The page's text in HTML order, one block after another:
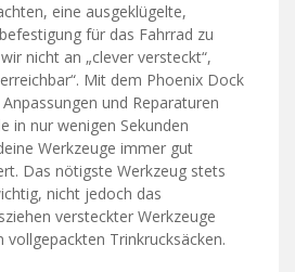
eine ausgeklügelte,
für das Fahrrad zu
nicht an „clever versteckt“,
Mit dem Phoenix Dock
und Reparaturen
in nur wenigen Sekunden
Werkzeuge immer gut
Das nötigste Werkzeug stets
nicht jedoch das
versteckter Werkzeuge
vollgepackten Trinkrucksäcken.